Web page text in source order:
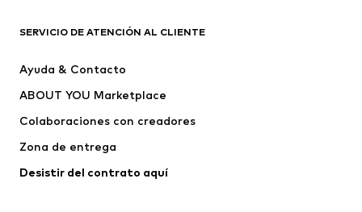
Vestidos
Camisetas y tops
Chaquetas
Jerséis y punto
Ropa interior
Abrigos
SERVICIO DE ATENCIÓN AL CLIENTE
Ayuda & Contacto
ABOUT YOU Marketplace
Colaboraciones con creadores
Zona de entrega
Desistir del contrato aquí